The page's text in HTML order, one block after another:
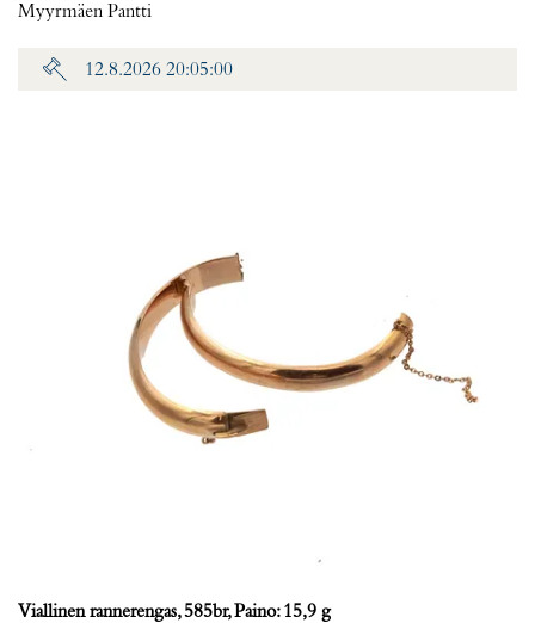
Myyrmäen Pantti
12.8.2026 20:05:00
Viallinen rannerengas, 585br, Paino: 15,9 g